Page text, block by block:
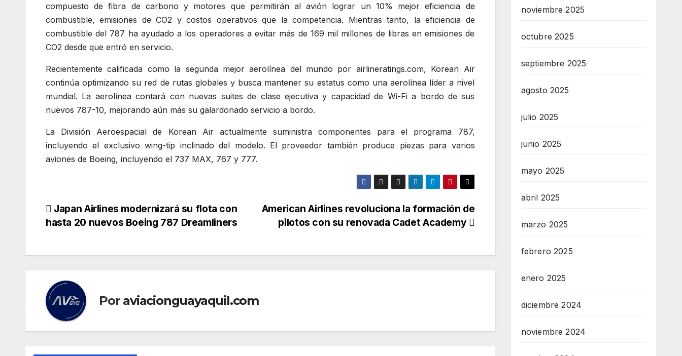
compuesto de fibra de carbono y motores que permitirán al avión lograr un 10% mejor eficiencia de
combustible, emisiones de CO2 y costos operativos que la competencia. Mientras tanto, la eficiencia de
combustible del 787 ha ayudado a los operadores a evitar más de 169 mil millones de libras en emisiones de
CO2 desde que entró en servicio.
Recientemente calificada como la segunda mejor aerolínea del mundo por airlineratings.com, Korean Air
continúa optimizando su red de rutas globales y busca mantener su estatus como una aerolínea líder a nivel
mundial. La aerolínea contará con nuevas suites de clase ejecutiva y capacidad de Wi-Fi a bordo de sus
nuevos 787-10, mejorando aún más su galardonado servicio a bordo.
La División Aeroespacial de Korean Air actualmente suministra componentes para el programa 787,
incluyendo el exclusivo wing-tip inclinado del modelo. El proveedor también produce piezas para varios
aviones de Boeing, incluyendo el 737 MAX, 767 y 777.
Navegación
entradas
American Airlines revoluciona la formación de
pilotos con su renovada Cadet Academy
Japan Airlines modernizará su flota con
hasta 20 nuevos Boeing 787 Dreamliners
Por aviacionguayaquil.com
noviembre 2025
octubre 2025
septiembre 2025
agosto 2025
julio 2025
junio 2025
mayo 2025
abril 2025
marzo 2025
febrero 2025
enero 2025
diciembre 2024
noviembre 2024